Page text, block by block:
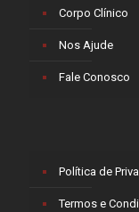
Corpo Clínico
Nos Ajude
Fale Conosco
Política de
Termos e